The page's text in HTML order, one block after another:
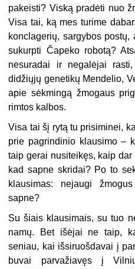
pakeisti? Viską pradėti nuo
Visa tai, ką mes turime
konclagerių, sargybos
sukurpti Čapeko robotą?
nesuradai ir negalėjai
didžiųjų genetikų Mendelio,
apie sėkmingą žmogaus
rimtos kalbos.
Visa tai šį rytą tu prisiminei,
prie pagrindinio klausimo –
taip gerai nusiteikęs, kaip
kad sapne skridai? Po to
klausimas: nejaugi
sapne?
Su šiais klausimais, su tuo
namų. Bet išėjai ne taip,
seniau, kai išsiruošdavai į
buvai parvažiavęs į